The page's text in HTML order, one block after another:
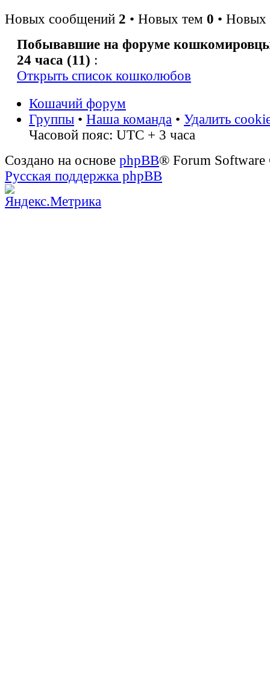
Новых сообщений 2 • Новых тем 0 • Новых
Побывавшие на форуме кошкомировцы
24 часа (11) :
Открыть список кошколюбов
Кошачий форум
Группы • Наша команда • Удалить
Часовой пояс: UTC + 3 часа
Создано на основе phpBB® Forum
Русская поддержка phpBB